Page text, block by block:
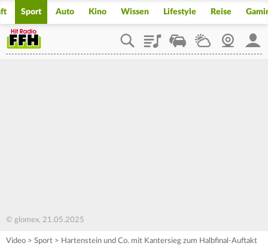
Sport Auto Kino Wissen Lifestyle Reise
PlaylistStaupilotWetterWebcam
© glomex, 21.05.2025
Video > Sport > Hartenstein und Co. mit Kantersieg zum Halbfinal-Auftakt